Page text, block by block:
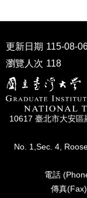
試
專
所
會
更新日期 115-08-
瀏覽人次 118
10617 臺北市⼤安區
No. 1,Sec. 4,
電話
傳真